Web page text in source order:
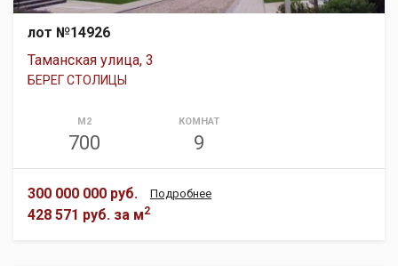
лот №14926
Таманская улица, 3
БЕРЕГ СТОЛИЦЫ
М2
700
КОМНАТ
9
300 000 000 руб.
428 571 руб. за м2
Подробнее